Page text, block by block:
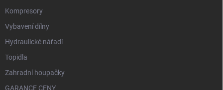
Kompresory
Vybavení dílny
Hydraulické nářadí
Topidla
Zahradní houpačky
GARANCE CENY